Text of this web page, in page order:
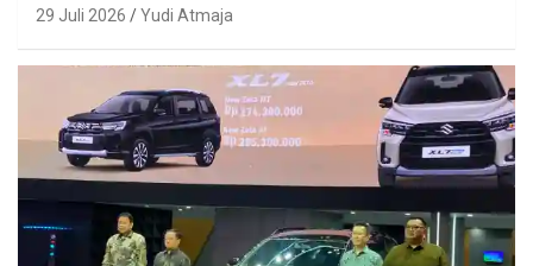
29 Juli 2026 Yudi Atmaja